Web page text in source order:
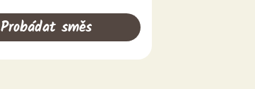
Probádat směs